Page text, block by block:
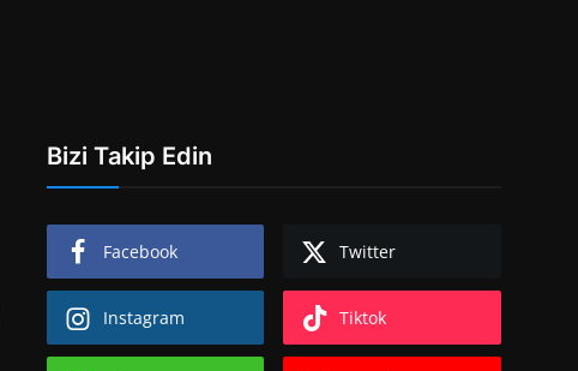
Bizi Takip Edin
Facebook Twitter
Instagram Tiktok